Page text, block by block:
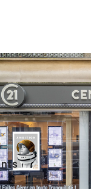
9,6/10
par